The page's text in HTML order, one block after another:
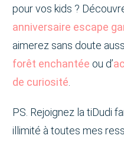
pour vos kids ?
anniversaire escape
aimerez sans doute
forêt enchantée ou d’
de curiosité
PS. Rejoignez la tiDudi
illimité à toutes mes